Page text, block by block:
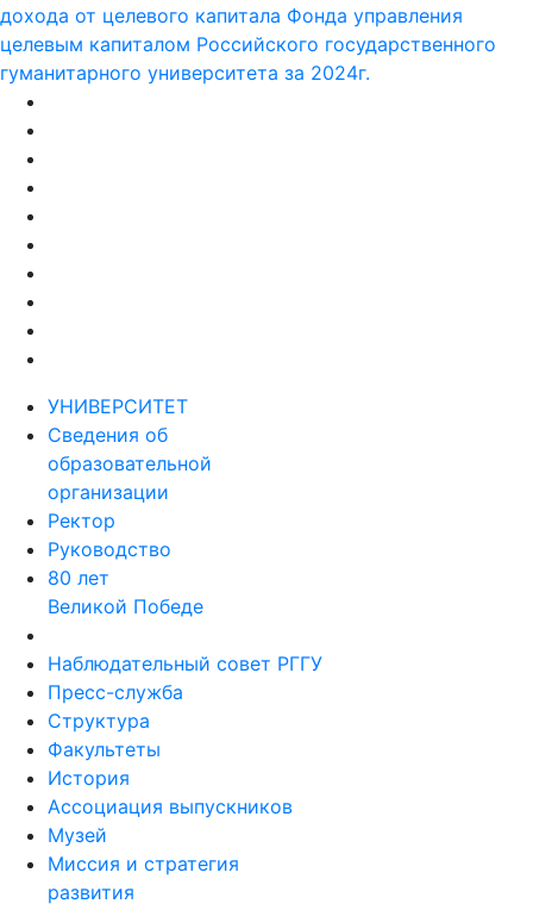
дохода от целевого капитала Фонда управления
целевым капиталом Российского государственного
гуманитарного университета за 2024г.
УНИВЕРСИТЕТ
Сведения об
образовательной
организации
Ректор
Руководство
80 лет
Великой Победе
Наблюдательный совет РГГУ
Пресс-служба
Структура
Факультеты
История
Ассоциация выпускников
Музей
Миссия и стратегия
развития